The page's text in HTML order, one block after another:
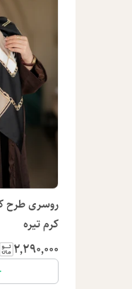
روسری طرح
کرم تیره
۲٬۲۹۰٬۰۰۰